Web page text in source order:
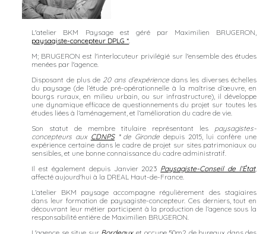
L'atelier BKM Paysage est géré par Maximilien BRUGERON,
paysagiste-concepteur DPLG *.
M; BRUGERON est l'interlocuteur privilégié sur l'ensemble des études
menées par l'agence.
Disposant de plus de 20 ans d’expériencedans les diverses échelles
du paysage (de l’étude pré-opérationnelle à la maîtrise d’œuvre, en
bourgs ruraux, en milieu urbain, ou sur infrastructure), il développe
une dynamique efficace de questionnements du projet sur toutes les
études liées à l’aménagement, et l’amélioration du cadre de vie.
Son statut de membre titulaire représentant les paysagistes-
concepteurs aux CDNPS* de Gironde depuis 2015, lui confère une
expérience certaine dans le cadre de projet sur sites patrimoniaux ou
sensibles, et une bonne connaissance du cadre administratif.
Il est également depuis Janvier 2023 Paysagiste-Conseil de l’État,
affecté aujourd'hui à la DREAL Haut-de-France.
L’atelier BKM paysage accompagne régulièrement des stagiaires
dans leur formation de paysagiste-concepteur. Ces derniers, tout en
découvrant leur métier participent à la production de l’agence sous la
responsabilité entière de Maximilien BRUGERON.